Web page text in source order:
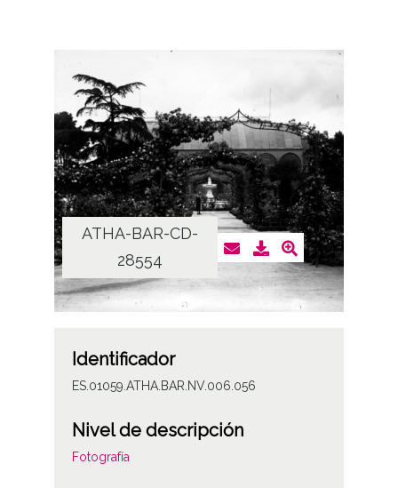
ATHA-BAR-CD-
28554
Identificador
ES.01059.ATHA.BAR.NV.006.056
Nivel de descripción
Fotografía